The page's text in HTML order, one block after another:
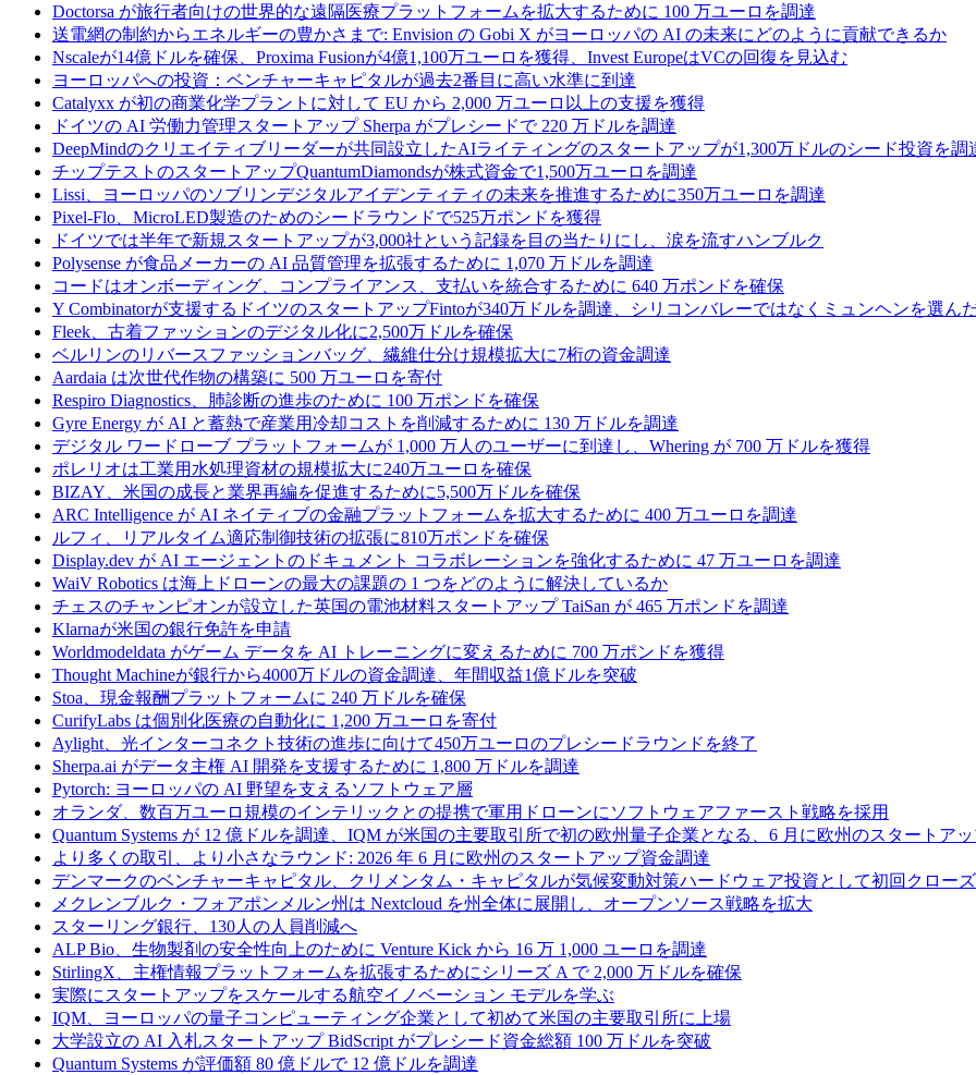
Doctorsa が旅行者向けの世界的な遠隔医療プラットフォームを拡大するために 100 万ユーロを調達
送電網の制約からエネルギーの豊かさまで: Envision の Gobi X がヨーロッパの AI の未来にどのように貢献できるか
Nscaleが14億ドルを確保、Proxima Fusionが4億1,100万ユーロを獲得、Invest EuropeはVCの回復を見込む
ヨーロッパへの投資：ベンチャーキャピタルが過去2番目に高い水準に到達
Catalyxx が初の商業化学プラントに対して EU から 2,000 万ユーロ以上の支援を獲得
ドイツの AI 労働力管理スタートアップ Sherpa がプレシードで 220 万ドルを調達
DeepMindのクリエイティブリーダーが共同設立したAIライティングのスタートアップが1,300万ドルのシード投資を調
チップテストのスタートアップQuantumDiamondsが株式資金で1,500万ユーロを調達
Lissi、ヨーロッパのソブリンデジタルアイデンティティの未来を推進するために350万ユーロを調達
Pixel-Flo、MicroLED製造のためのシードラウンドで525万ポンドを獲得
ドイツでは半年で新規スタートアップが3,000社という記録を目の当たりにし、涙を流すハンブルク
Polysense が食品メーカーの AI 品質管理を拡張するために 1,070 万ドルを調達
コードはオンボーディング、コンプライアンス、支払いを統合するために 640 万ポンドを確保
Y Combinatorが支援するドイツのスタートアップFintoが340万ドルを調達、シリコンバレーではなくミュンヘンを選ん
Fleek、古着ファッションのデジタル化に2,500万ドルを確保
ベルリンのリバースファッションバッグ、繊維仕分け規模拡大に7桁の資金調達
Aardaia は次世代作物の構築に 500 万ユーロを寄付
Respiro Diagnostics、肺診断の進歩のために 100 万ポンドを確保
Gyre Energy が AI と蓄熱で産業用冷却コストを削減するために 130 万ドルを調達
デジタル ワードローブ プラットフォームが 1,000 万人のユーザーに到達し、Whering が 700 万ドルを獲得
ポレリオは工業用水処理資材の規模拡大に240万ユーロを確保
BIZAY、米国の成長と業界再編を促進するために5,500万ドルを確保
ARC Intelligence が AI ネイティブの金融プラットフォームを拡大するために 400 万ユーロを調達
ルフィ、リアルタイム適応制御技術の拡張に810万ポンドを確保
Display.dev が AI エージェントのドキュメント コラボレーションを強化するために 47 万ユーロを調達
WaiV Robotics は海上ドローンの最大の課題の 1 つをどのように解決しているか
チェスのチャンピオンが設立した英国の電池材料スタートアップ TaiSan が 465 万ポンドを調達
Klarnaが米国の銀行免許を申請
Worldmodeldata がゲーム データを AI トレーニングに変えるために 700 万ポンドを獲得
Thought Machineが銀行から4000万ドルの資金調達、年間収益1億ドルを突破
Stoa、現金報酬プラットフォームに 240 万ドルを確保
CurifyLabs は個別化医療の自動化に 1,200 万ユーロを寄付
Aylight、光インターコネクト技術の進歩に向けて450万ユーロのプレシードラウンドを終了
Sherpa.ai がデータ主権 AI 開発を支援するために 1,800 万ドルを調達
Pytorch: ヨーロッパの AI 野望を支えるソフトウェア層
オランダ、数百万ユーロ規模のインテリックとの提携で軍用ドローンにソフトウェアファースト戦略を採用
Quantum Systems が 12 億ドルを調達、IQM が米国の主要取引所で初の欧州量子企業となる、6 月に欧州のスタートア
より多くの取引、より小さなラウンド: 2026 年 6 月に欧州のスタートアップ資金調達
デンマークのベンチャーキャピタル、クリメンタム・キャピタルが気候変動対策ハードウェア投資として初回クロー
メクレンブルク・フォアポンメルン州は Nextcloud を州全体に展開し、オープンソース戦略を拡大
スターリング銀行、130人の人員削減へ
ALP Bio、生物製剤の安全性向上のために Venture Kick から 16 万 1,000 ユーロを調達
StirlingX、主権情報プラットフォームを拡張するためにシリーズ A で 2,000 万ドルを確保
実際にスタートアップをスケールする航空イノベーション モデルを学ぶ
IQM、ヨーロッパの量子コンピューティング企業として初めて米国の主要取引所に上場
大学設立の AI 入札スタートアップ BidScript がプレシード資金総額 100 万ドルを突破
Quantum Systems が評価額 80 億ドルで 12 億ドルを調達